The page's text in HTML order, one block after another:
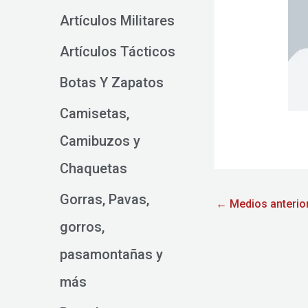
Artículos Militares
Artículos Tácticos
Botas Y Zapatos
Camisetas,
Camibuzos y
Chaquetas
Gorras, Pavas,
gorros,
pasamontañas y
más
← Medios